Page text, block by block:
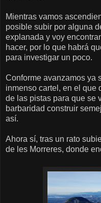
Mientras vamos
posible subir por alguna
explanada y voy
hacer, por lo que habrá
para investigar un poco.
Conforme avanzamos ya
inmenso cartel, en el que
de las pistas para que se
barbaridad construir
así.
Ahora sí, tras un rato
de les Morreres, donde